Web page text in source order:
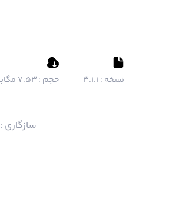
نسخه : 3.1.1 حجم :۷.۵۳ مگابایت
سازگاری : macOS 13.0 و بالاتر